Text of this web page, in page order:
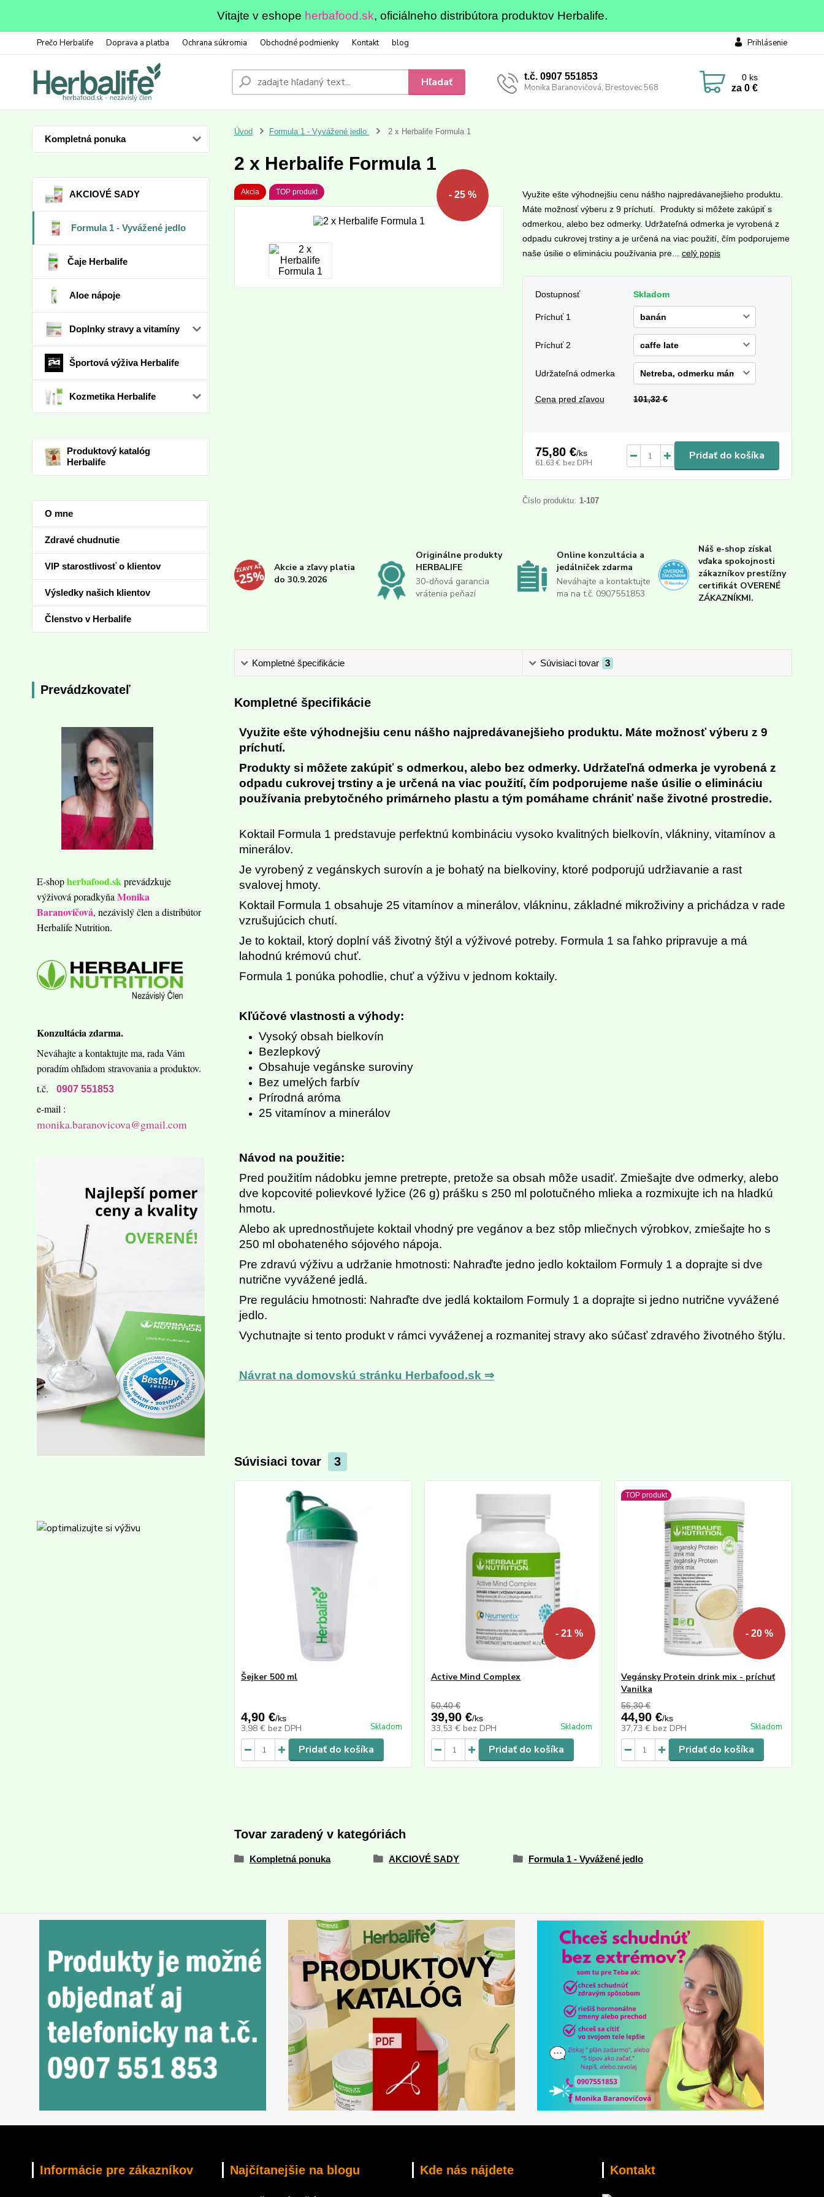
Vitajte v eshope herbafood.sk, oficiálneho distribútora produktov Herbalife.
Prečo Herbalife Doprava a platba Ochrana súkromia Obchodné podmienky Kontakt blog Prihlásenie
Hľadať t.č. 0907 551853
Monika Baranovičová, Brestovec 568
0 ks
za 0 €
Kompletná ponuka
AKCIOVÉ SADY
Formula 1 - Vyvážené jedlo
Čaje Herbalife
Aloe nápoje
Doplnky stravy a vitamíny
Športová výživa Herbalife
Kozmetika Herbalife
Produktový katalóg
Herbalife
O mne
Zdravé chudnutie
VIP starostlivosť o klientov
Výsledky našich klientov
Členstvo v Herbalife
Prevádzkovateľ
E-shopherbafood.skprevádzkuje
výživová poradkyňaMonika
Baranovičová, nezávislý člen a distribútor
Herbalife Nutrition.
Konzultácia zdarma.
Neváhajte a kontaktujte ma, rada Vám
poradím ohľadomstravovania a produktov.
t.č.
0907 551853
e-mail :
monika.baranovicova@gmail.com
Úvod Formula 1 - Vyvážené jedlo 2 x Herbalife Formula 1
2 x Herbalife Formula 1
Akcia TOP produkt - 25 %
Využite ešte výhodnejšiu cenu nášho najpredávanejšieho produktu.
Máte možnosť výberu z 9 príchutí. Produkty si môžete zakúpiť s
odmerkou, alebo bez odmerky. Udržateľná odmerka je vyrobená z
odpadu cukrovej trstiny a je určená na viac použití, čím podporujeme
naše úsilie o elimináciu používania pre... celý popis
Dostupnosť Skladom
Príchuť 1
Príchuť 2
Udržateľná odmerka
Cena pred zľavou 101,32 €
75,80 €/ks
61,63 € bez DPH
Pridať do košíka
Číslo produktu: 1-107
Akcie a zľavy platia
do 30.9.2026
Originálne produkty
HERBALIFE
30-dňová garancia
vrátenia peňazí
Online konzultácia a
jedálniček zdarma
Neváhajte a kontaktujte
ma na t.č. 0907551853
Náš e-shop získal
vďaka spokojnosti
zákazníkov prestížny
certifikát OVERENÉ
ZÁKAZNÍKMI.
Kompletné špecifikácie Súvisiaci tovar 3
Kompletné špecifikácie
Využite ešte výhodnejšiu cenu nášho najpredávanejšieho produktu. Máte možnosť výberu z 9
príchutí.
Produkty si môžete zakúpiť s odmerkou, alebo bez odmerky. Udržateľná odmerka je vyrobená z
odpadu cukrovej trstiny a je určená na viac použití, čím podporujeme naše úsilie o elimináciu
používania prebytočného primárneho plastu a tým pomáhame chrániť naše životné prostredie.
Koktail Formula 1 predstavuje perfektnú kombináciu vysoko kvalitných bielkovín, vlákniny, vitamínov a
minerálov.
Je vyrobený z vegánskych surovín a je bohatý na bielkoviny, ktoré podporujú udržiavanie a rast
svalovej hmoty.
Koktail Formula 1 obsahuje 25 vitamínov a minerálov, vlákninu, základné mikroživiny a prichádza v rade
vzrušujúcich chutí.
Je to koktail, ktorý doplní váš životný štýl a výživové potreby. Formula 1 sa ľahko pripravuje a má
lahodnú krémovú chuť.
Formula 1 ponúka pohodlie, chuť a výživu v jednom koktaily.
Kľúčové vlastnosti a výhody:
Vysoký obsah bielkovín
Bezlepkový
Obsahuje vegánske suroviny
Bez umelých farbív
Prírodná aróma
25 vitamínov a minerálov
Návod na použitie:
Pred použitím nádobku jemne pretrepte, pretože sa obsah môže usadiť. Zmiešajte dve odmerky, alebo
dve kopcovité polievkové lyžice (26 g) prášku s 250 ml polotučného mlieka a rozmixujte ich na hladkú
hmotu.
Alebo ak uprednostňujete koktail vhodný pre vegánov a bez stôp mliečnych výrobkov, zmiešajte ho s
250 ml obohateného sójového nápoja.
Pre zdravú výživu a udržanie hmotnosti: Nahraďte jedno jedlo koktailom Formuly 1 a doprajte si dve
nutrične vyvážené jedlá.
Pre reguláciu hmotnosti: Nahraďte dve jedlá koktailom Formuly 1 a doprajte si jedno nutrične vyvážené
jedlo.
Vychutnajte si tento produkt v rámci vyváženej a rozmanitej stravy ako súčasť zdravého životného štýlu.
Návrat na domovskú stránku Herbafood.sk ⇒
Súvisiaci tovar 3
Šejker 500 ml
4,90 €/ks
3,98 € bez DPH Skladom
Pridať do košíka
- 21 %
Active Mind Complex
50,40 €
39,90 €/ks
33,53 € bez DPH Skladom
Pridať do košíka
TOP produkt
- 20 %
Vegánsky Protein drink mix - príchuť
Vanilka
56,30 €
44,90 €/ks
37,73 € bez DPH Skladom
Pridať do košíka
Tovar zaradený v kategóriách
Kompletná ponuka AKCIOVÉ SADY Formula 1 - Vyvážené jedlo
Informácie pre zákazníkov Najčítanejšie na blogu Kde nás nájdete Kontakt